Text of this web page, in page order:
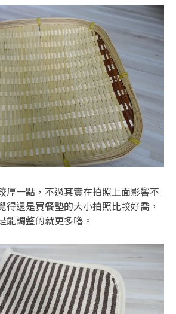
厚一點，不過其實在拍照上面影響不
得還是買餐墊的大小拍照比較好喬，
能調整的就更多嚕。